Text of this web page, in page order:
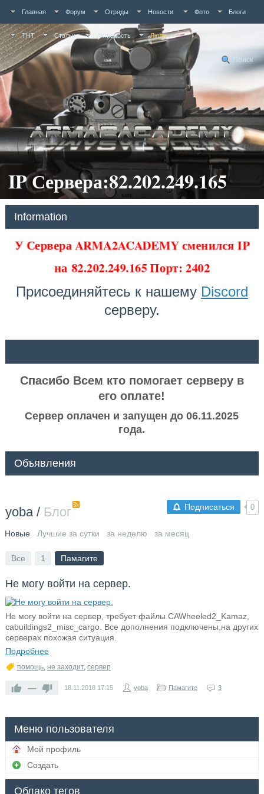
Главная Форум Отряды Новости Фото Блоги
ТНТ Статьи Активность Люди
Поиск
IP Сервера:82.202.249.165
Information
У Сервера ARMA2ACADEMY сменился IP
на 82.202.249.165 Порт: 2402
Присоединяйтесь к нашему Discord
серверу.
Спасибо Всем кто помогает серверу в
его оплате!
Сервер оплачен и запущен до 06.11.2025
года.
Объявления
Подписаться 0
yoba/ Блог
Новые Лучшие за сутки за неделю за месяц
Все 1 Памагите
Не могу войти на сервер.
Не могу войти на сервер, требует файлы CAWheeled2_Kamaz,
cabuildings2_misc_cargo. Все дополнения подключены,на других
серверах похожая ситуация.
Подробнее
помощь, не заходит, сервер
— 18.11.2018 17:15 yoba Памагите 3
Меню пользователя
Мой профиль
Создать
Облако тегов